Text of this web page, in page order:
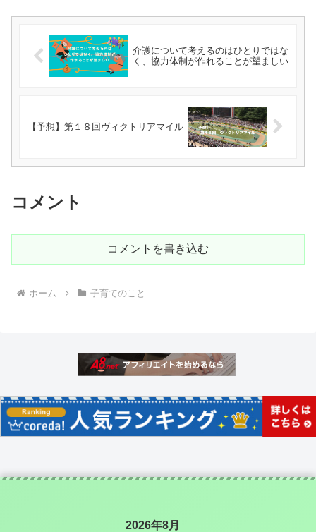
介護について考えるのはひとりではな
く、協力体制が作れることが望ましい
【予想】第１８回ヴィクトリアマイル
コメント
コメントを書き込む
ホーム 子育てのこと
2026年8月